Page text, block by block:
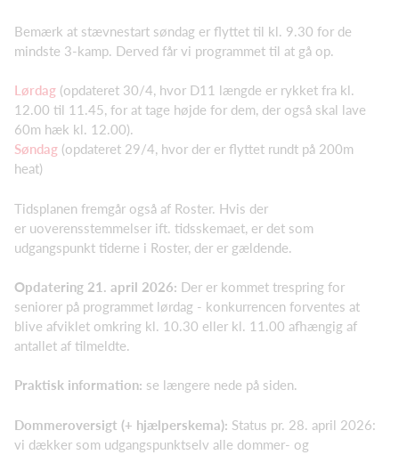
Bemærk at stævnestart søndag er flyttet til kl. 9.30 for de
mindste 3-kamp. Derved får vi programmet til at gå op.
Lørdag (opdateret 30/4, hvor D11 længde er rykket fra kl.
12.00 til 11.45, for at tage højde for dem, der også skal lave
60m hæk kl. 12.00).
Søndag (opdateret 29/4, hvor der er flyttet rundt på 200m
heat)
Tidsplanen fremgår også af Roster. Hvis der
er uoverensstemmelser ift. tidsskemaet, er det som
udgangspunkt tiderne i Roster, der er gældende.
Opdatering 21. april 2026: Der er kommet trespring for
seniorer på programmet lørdag - konkurrencen forventes at
blive afviklet omkring kl. 10.30 eller kl. 11.00 afhængig af
antallet af tilmeldte.
Praktisk information: se længere nede på siden.
Dommeroversigt (+ hjælperskema): Status pr. 28. april 2026:
vi dækker som udgangspunktselv alle dommer- og